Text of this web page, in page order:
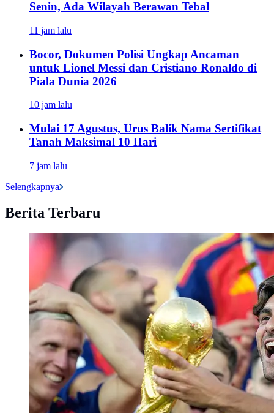
Senin, Ada Wilayah Berawan Tebal
11 jam lalu
Bocor, Dokumen Polisi Ungkap Ancaman
untuk Lionel Messi dan Cristiano Ronaldo di
Piala Dunia 2026
10 jam lalu
Mulai 17 Agustus, Urus Balik Nama Sertifikat
Tanah Maksimal 10 Hari
7 jam lalu
Selengkapnya
Berita Terbaru